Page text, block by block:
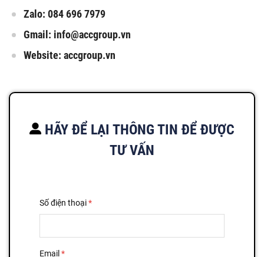
Zalo: 084 696 7979
Gmail: info@accgroup.vn
Website: accgroup.vn
HÃY ĐỂ LẠI THÔNG TIN ĐỂ ĐƯỢC
TƯ VẤN